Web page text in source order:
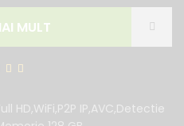
MULT
HD,WiFi,P2P IP,AVC,Detectie